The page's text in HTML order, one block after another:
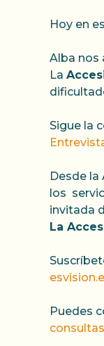
Hoy en
Alba nos
La
Sigue la
Desde
los
invitada
La
Puedes